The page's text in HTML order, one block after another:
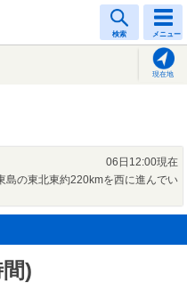
検索 メニュー
現在地
06日12:00現在
島の東北東約220kmを西に進んでい
)